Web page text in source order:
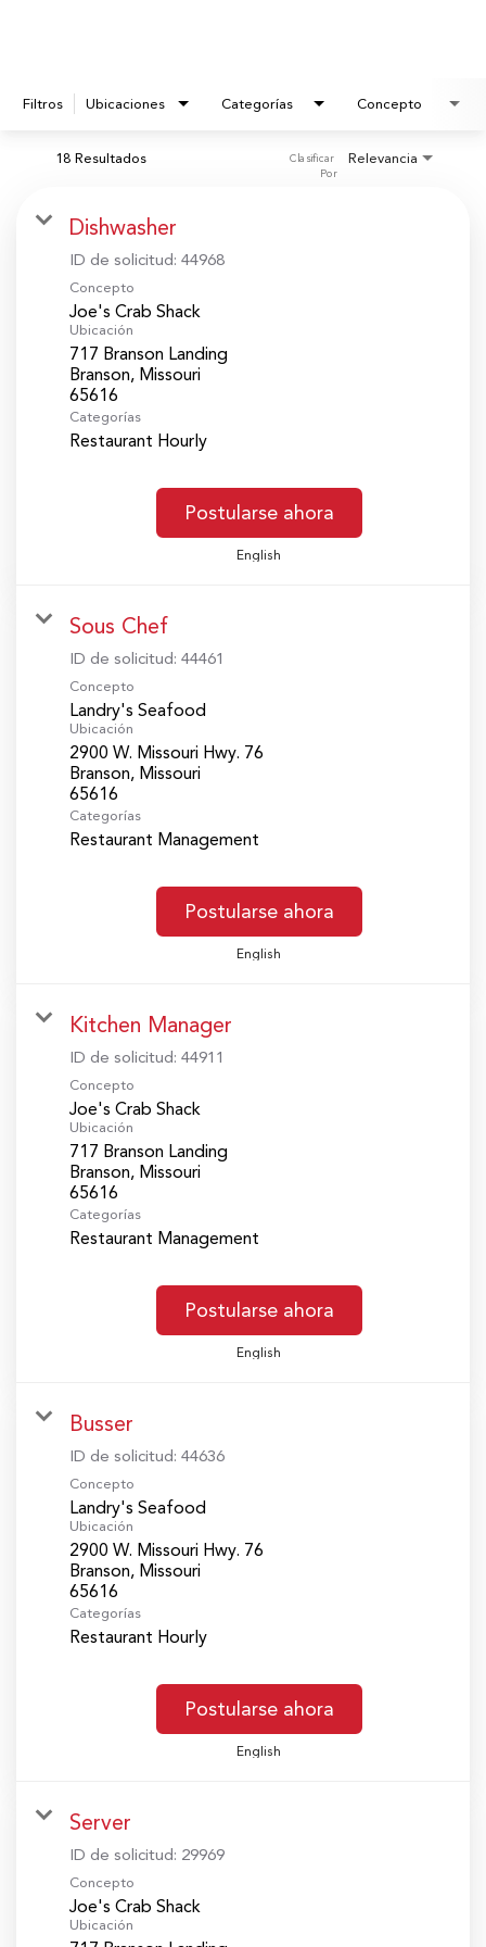
Filtros Ubicaciones Categorías Concepto
18 Resultados Relevancia
Clasificar
Por
Dishwasher
ID de solicitud: 44968
Concepto
Joe's Crab Shack
Ubicación
717 Branson Landing
Branson, Missouri
Categorías
Restaurant Hourly
Postularse ahora
English
Sous Chef
ID de solicitud: 44461
Concepto
Landry's Seafood
Ubicación
2900 W. Missouri Hwy. 76
Branson, Missouri
Categorías
Restaurant Management
Postularse ahora
English
Kitchen Manager
ID de solicitud: 44911
Concepto
Joe's Crab Shack
Ubicación
717 Branson Landing
Branson, Missouri
Categorías
Restaurant Management
Postularse ahora
English
Busser
ID de solicitud: 44636
Concepto
Landry's Seafood
Ubicación
2900 W. Missouri Hwy. 76
Branson, Missouri
Categorías
Restaurant Hourly
Postularse ahora
English
Server
ID de solicitud: 29969
Concepto
Joe's Crab Shack
Ubicación